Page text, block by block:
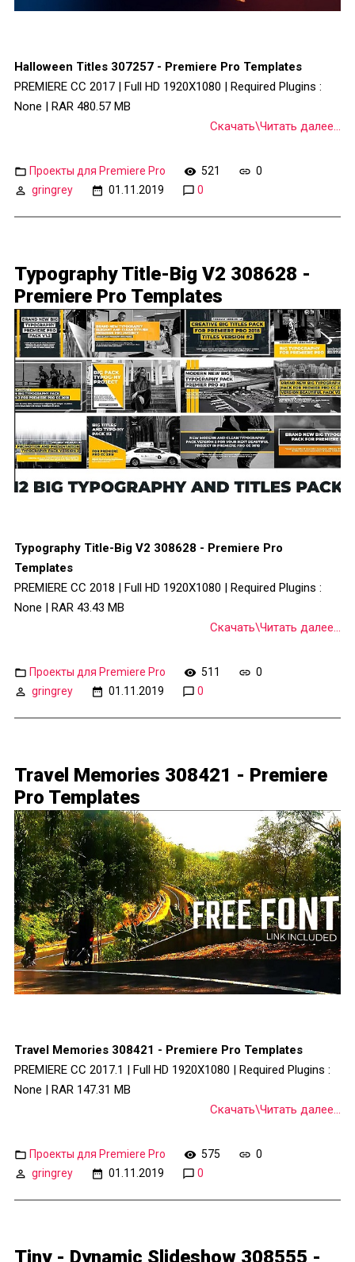
Halloween Titles 307257 - Premiere Pro Templates
PREMIERE CC 2017 | Full HD 1920X1080 | Required Plugins :
None | RAR 480.57 MB
Скачать\Читать далее...
Проекты для Premiere Pro 521
0
gringrey
01.11.2019 0
Typography Title-Big V2 308628 -
Premiere Pro Templates
Typography Title-Big V2 308628 - Premiere Pro
Templates
PREMIERE CC 2018 | Full HD 1920X1080 | Required Plugins :
None | RAR 43.43 MB
Скачать\Читать далее...
Проекты для Premiere Pro 511
0
gringrey
01.11.2019 0
Travel Memories 308421 - Premiere
Pro Templates
Travel Memories 308421 - Premiere Pro Templates
PREMIERE CC 2017.1 | Full HD 1920X1080 | Required Plugins :
None | RAR 147.31 MB
Скачать\Читать далее...
Проекты для Premiere Pro 575
0
gringrey
01.11.2019 0
Tiny - Dynamic Slideshow 308555 -